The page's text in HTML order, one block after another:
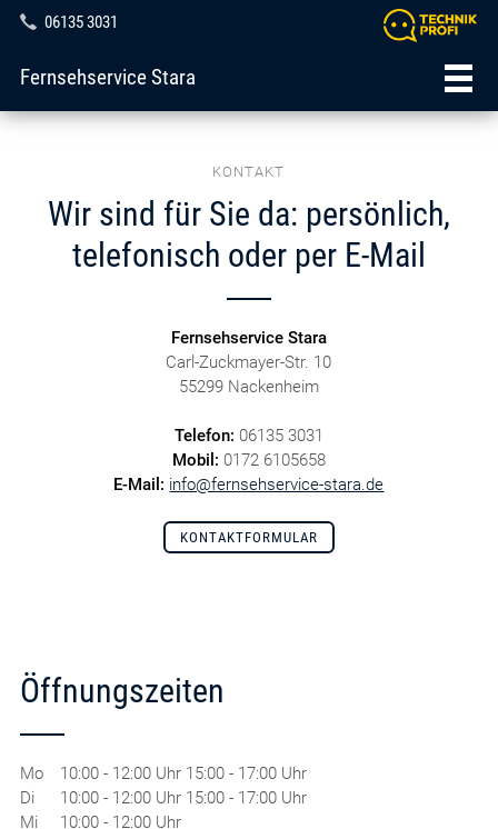
06135 3031
Fernsehservice Stara
KONTAKT
Wir sind für Sie da: persönlich,
telefonisch oder per E-Mail
Fernsehservice Stara
Carl-Zuckmayer-Str. 10
55299 Nackenheim
Telefon: 06135 3031
Mobil: 0172 6105658
E-Mail: info@fernsehservice-stara.de
KONTAKTFORMULAR
Öffnungszeiten
Mo
Di
Mi
10:00 - 12:00 Uhr 15:00 - 17:00 Uhr
10:00 - 12:00 Uhr 15:00 - 17:00 Uhr
10:00 - 12:00 Uhr